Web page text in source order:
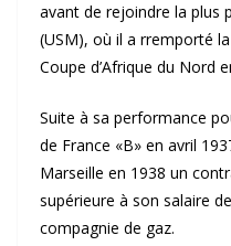
avant de rejoindre la plus
(USM), où il a rremporté
Coupe d’Afrique du Nord
Suite à sa performance
de France «B» en avril
Marseille en 1938 un
supérieure à son salaire
compagnie de gaz.